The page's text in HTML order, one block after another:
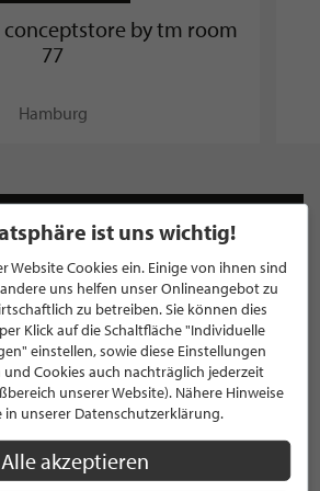
conceptstore by tm room
77
Hamburg
TO DATE! Melden Sie sich jetzt für
Newsletter an und profitieren Sie
TrendsundAngeboten
für unseren Newsletter stimmen Sie
zu. EineAbmeldung
ist uns wichtig!
Website Cookies ein. Einige von ihnen sind
uns helfen unser Onlineangebot zu
zu betreiben. Sie können dies
Klick auf die Schaltfläche "Individuelle
einstellen, sowie diese Einstellungen
Cookies auch nachträglich jederzeit
unserer Website). Nähere Hinweise
in unserer Datenschutzerklärung.
Alle akzeptieren